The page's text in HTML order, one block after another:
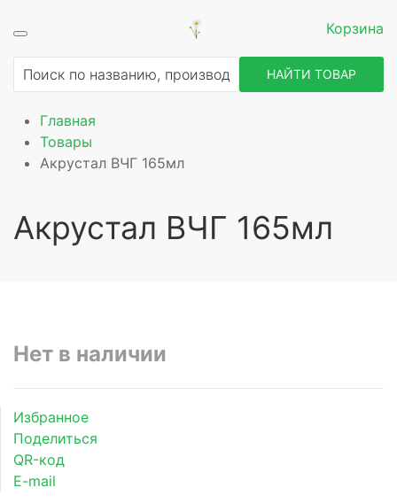
Корзина
НАЙТИ ТОВАР
Главная
Товары
Акрустал ВЧГ 165мл
Акрустал ВЧГ 165мл
Нет в наличии
Избранное
Поделиться
QR-код
E-mail